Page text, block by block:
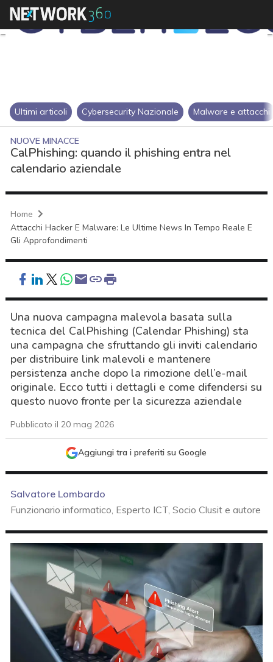
Ultimi articoli Cybersecurity Nazionale Malware e attacchi
NUOVE MINACCE
CalPhishing: quando il phishing entra nel
calendario aziendale
Home
Attacchi Hacker E Malware: Le Ultime News In Tempo Reale E
Gli Approfondimenti
Una nuova campagna malevola basata sulla
tecnica del CalPhishing (Calendar Phishing) sta
una campagna che sfruttando gli inviti calendario
per distribuire link malevoli e mantenere
persistenza anche dopo la rimozione dell’e-mail
originale. Ecco tutti i dettagli e come difendersi su
questo nuovo fronte per la sicurezza aziendale
Pubblicato il 20 mag 2026
Aggiungi tra i preferiti su Google
Salvatore Lombardo
Funzionario informatico, Esperto ICT, Socio Clusit e autore